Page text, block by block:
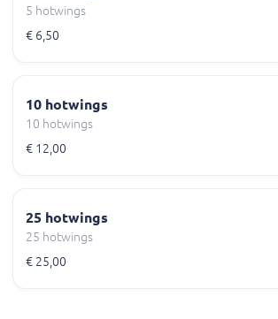
5 hotwings
€ 6,50
10 hotwings
10 hotwings
€ 12,00
25 hotwings
25 hotwings
€ 25,00